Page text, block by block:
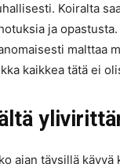
Koiralta
ja
malttaa
kaikkea tätä ei
ajan täysillä